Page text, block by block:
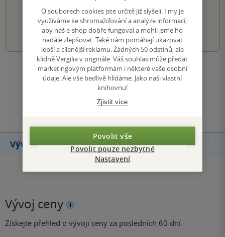
PŘIDEJTE SVÉ HODNOCENÍ KNIHY
1 2 3 4 5
Zobrazit všechna hodnocení
Přidat hodnocení
Vývoj ceny
Vývoj ceny
Získejte přehled o vývoji ceny za posledních 60 dní.
O souborech cookies jste určitě již slyšeli. I my je
využíváme ke shromažďování a analýze informací,
aby náš e-shop dobře fungoval a mohli jsme ho
nadále zlepšovat. Také nám pomáhají ukazovat
lepší a cílenější reklamu. Žádných 50 odstínů, ale
klidně Vergilia v originále. Váš souhlas může předat
marketingovým platformám i některé vaše osobní
údaje. Ale vše bedlivě hlídáme. Jako naši vlastní
knihovnu!
Zjistit více
Povolit vše
Povolit pouze nezbytné
Nastavení